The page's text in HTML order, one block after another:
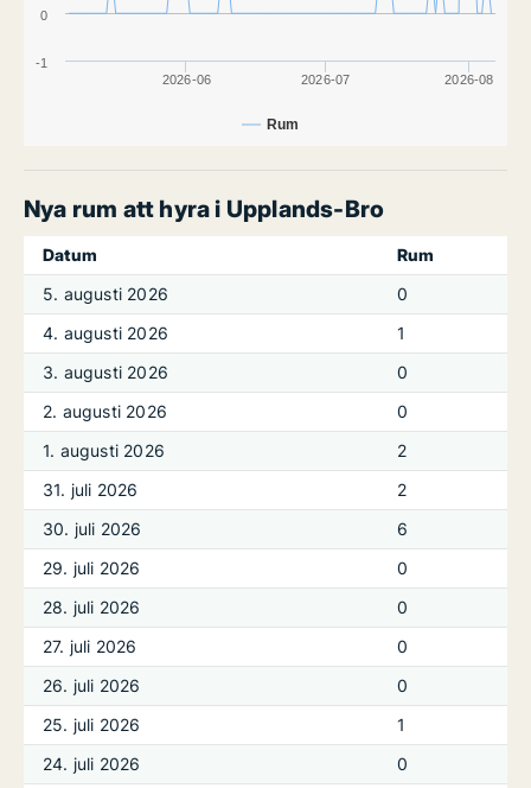
Rum
2026-06 2026-07 2026-08
-1
0
Nya rum att hyra i Upplands-Bro
Datum
Rum
5. augusti 2026
0
4. augusti 2026
1
3. augusti 2026
0
2. augusti 2026
0
1. augusti 2026
2
31. juli 2026
2
30. juli 2026
6
29. juli 2026
0
28. juli 2026
0
27. juli 2026
0
26. juli 2026
0
25. juli 2026
1
24. juli 2026
0